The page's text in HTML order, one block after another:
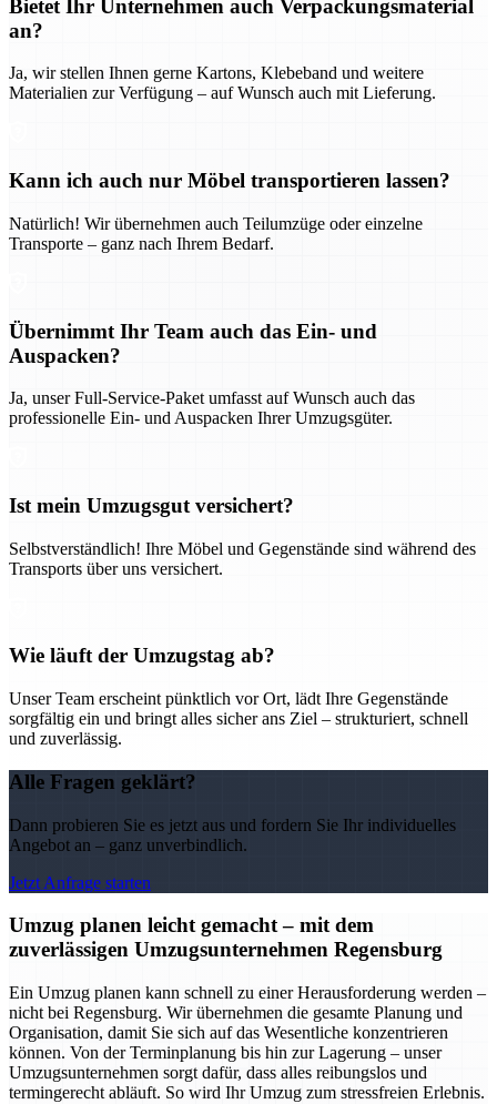
Bietet Ihr Unternehmen auch Verpackungsmaterial
an?
Ja, wir stellen Ihnen gerne Kartons, Klebeband und weitere
Materialien zur Verfügung – auf Wunsch auch mit Lieferung.
Kann ich auch nur Möbel transportieren lassen?
Natürlich! Wir übernehmen auch Teilumzüge oder einzelne
Transporte – ganz nach Ihrem Bedarf.
Übernimmt Ihr Team auch das Ein- und
Auspacken?
Ja, unser Full-Service-Paket umfasst auf Wunsch auch das
professionelle Ein- und Auspacken Ihrer Umzugsgüter.
Ist mein Umzugsgut versichert?
Selbstverständlich! Ihre Möbel und Gegenstände sind während des
Transports über uns versichert.
Wie läuft der Umzugstag ab?
Unser Team erscheint pünktlich vor Ort, lädt Ihre Gegenstände
sorgfältig ein und bringt alles sicher ans Ziel – strukturiert, schnell
und zuverlässig.
Alle Fragen geklärt?
Dann probieren Sie es jetzt aus und fordern Sie Ihr individuelles
Angebot an – ganz unverbindlich.
Jetzt Anfrage starten
Umzug planen leicht gemacht – mit dem
zuverlässigen Umzugsunternehmen Regensburg
Ein Umzug planen kann schnell zu einer Herausforderung werden –
nicht bei Regensburg. Wir übernehmen die gesamte Planung und
Organisation, damit Sie sich auf das Wesentliche konzentrieren
können. Von der Terminplanung bis hin zur Lagerung – unser
Umzugsunternehmen sorgt dafür, dass alles reibungslos und
termingerecht abläuft. So wird Ihr Umzug zum stressfreien Erlebnis.